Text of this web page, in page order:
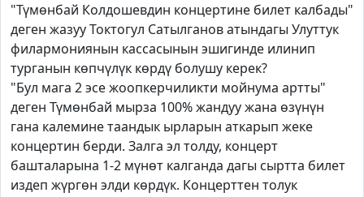
"Түмөнбай Колдошевдин концертине билет калбады"
деген жазуу Токтогул Сатылганов атындагы Улуттук
филармониянын кассасынын эшигинде илинип
турганын көпчүлүк көрдү болушу керек?
"Бул мага 2 эсе жоопкерчиликти мойнума артты"
деген Түмөнбай мырза 100% жандуу жана өзүнүн
гана калемине таандык ырларын аткарып жеке
концертин берди. Залга эл толду, концерт
башталарына 1-2 мүнөт калганда дагы сыртта билет
издеп жүргөн элди көрдүк. Концерттен толук